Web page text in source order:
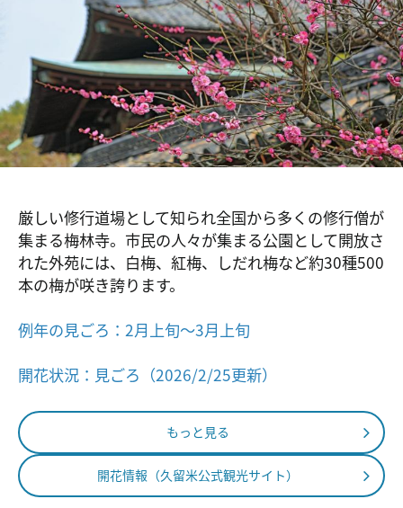
厳しい修行道場として知られ全国から多くの修行僧が
集まる梅林寺。市民の人々が集まる公園として開放さ
れた外苑には、白梅、紅梅、しだれ梅など約30種500
本の梅が咲き誇ります。
例年の見ごろ：2月上旬～3月上旬
開花状況：見ごろ（2026/2/25更新）
もっと見る
開花情報（久留米公式観光サイト）